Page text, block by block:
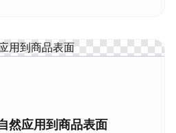
然应用到商品表面